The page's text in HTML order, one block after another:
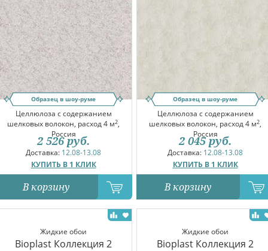
Образец в шоу-руме
Целлюлоза с содержанием
шелковых волокон, расход 4 м2,
Россия
Доставка: 12.08-13.08
КУПИТЬ В 1 КЛИК
2 526 руб.
В корзину
Образец в шоу-руме
Целлюлоза с содержанием
шелковых волокон, расход 4 м2,
Россия
Доставка: 12.08-13.08
КУПИТЬ В 1 КЛИК
2 045 руб.
В корзину
Жидкие обои
Bioplast Коллекция 2
Жидкие обои
Bioplast Коллекция 2